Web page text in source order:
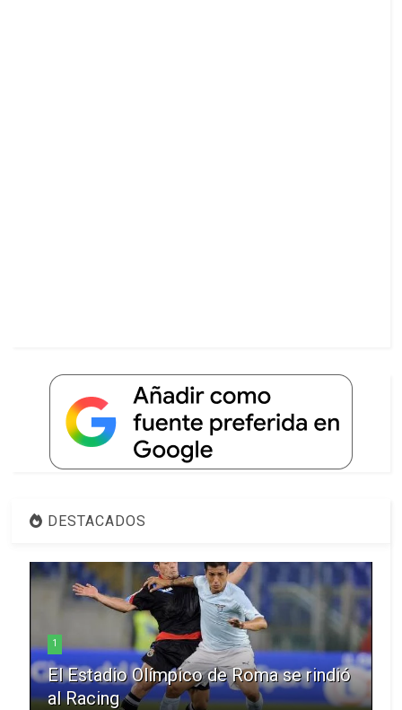
DESTACADOS
1
El Estadio Olímpico de Roma se rindió
al Racing